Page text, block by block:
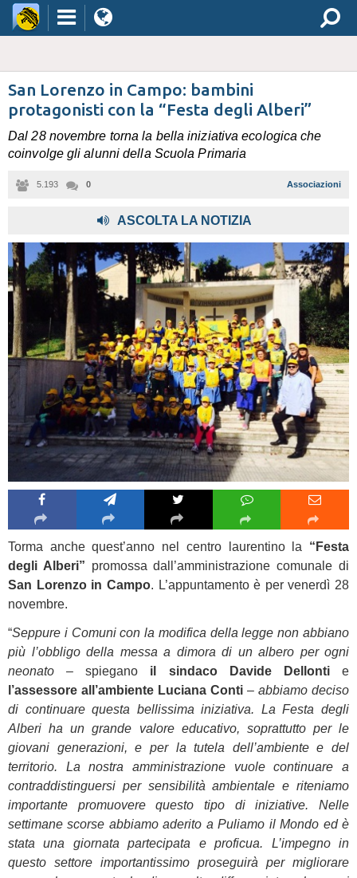
San Lorenzo in Campo: bambini
protagonisti con la “Festa degli Alberi”
Dal 28 novembre torna la bella iniziativa ecologica che
coinvolge gli alunni della Scuola Primaria
5.193 0 Associazioni
ASCOLTA LA NOTIZIA
Torma anche quest’anno nel centro laurentino la “Festa
degli Alberi” promossa dall’amministrazione comunale di
San Lorenzo in Campo. L’appuntamento è per venerdì 28
novembre.
“Seppure i Comuni con la modifica della legge non abbiano
più l’obbligo della messa a dimora di un albero per ogni
neonato – spiegano il sindaco Davide Dellontie
l’assessore all’ambiente Luciana Conti – abbiamo deciso
di continuare questa bellissima iniziativa. La Festa degli
Alberi ha un grande valore educativo, soprattutto per le
giovani generazioni, e per la tutela dell’ambiente e del
territorio. La nostra amministrazione vuole continuare a
contraddistinguersi per sensibilità ambientale e riteniamo
importante promuovere questo tipo di iniziative. Nelle
settimane scorse abbiamo aderito a Puliamo il Mondo ed è
stata una giornata partecipata e proficua. L’impegno in
questo settore importantissimo proseguirà per migliorare